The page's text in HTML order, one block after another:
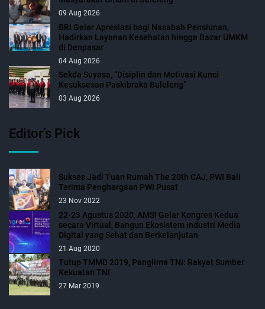
09 Aug 2026
BRI Gelar Apresiasi bagi Nasabah Pensiunan,
Hadirkan Layanan Kesehatan hingga Bazar UMKM
di Denpasar
04 Aug 2026
Sekda Suyasa, “Disiplin dan Motivasi Kunci
Kesuksesan Paskibraka Buleleng”
03 Aug 2026
Editor’s Pick
Sukses Jadi Tuan Rumah The 20th CAJ, PWI Bali
Terima Penghargaan PWI Pusat
23 Nov 2022
22-23 Agustus 2020, AMSI Gelar Kongres Kedua
secara Virtual, Bangun Ekosistem Industri Media
Digital yang Sehat dan Berkelanjutan
21 Aug 2020
Tutup TMMD 2019, Panglima TNI: Rakyat Sumber
Kekuatan TNI
27 Mar 2019